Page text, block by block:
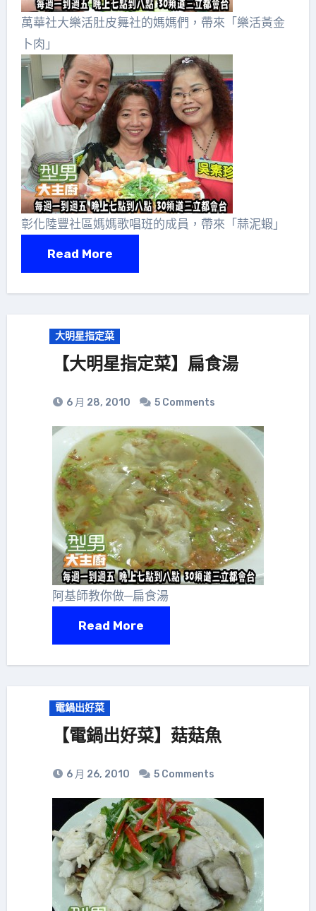
萬華社大樂活肚皮舞社的媽媽們，帶來「樂活黃金
卜肉」
彰化陸豐社區媽媽歌唱班的成員，帶來「蒜泥蝦」
Read More
大明星指定菜
【大明星指定菜】扁食湯
6 月 28, 2010 5 Comments
阿基師教你做─扁食湯
Read More
電鍋出好菜
【電鍋出好菜】菇菇魚
6 月 26, 2010 5 Comments